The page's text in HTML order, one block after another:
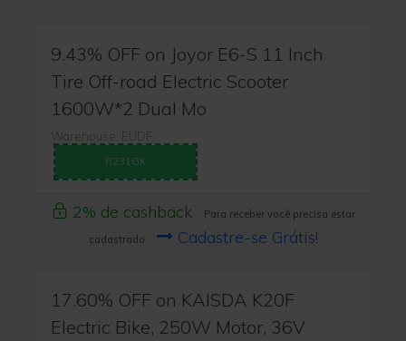
9.43% OFF on Joyor E6-S 11 Inch
Tire Off-road Electric Scooter
1600W*2 Dual Mo
Warehouse: EUDF
R231GK
2% de cashback
Para receber você precisa estar
cadastrado
Cadastre-se Grátis!
17.60% OFF on KAISDA K20F
Electric Bike, 250W Motor, 36V